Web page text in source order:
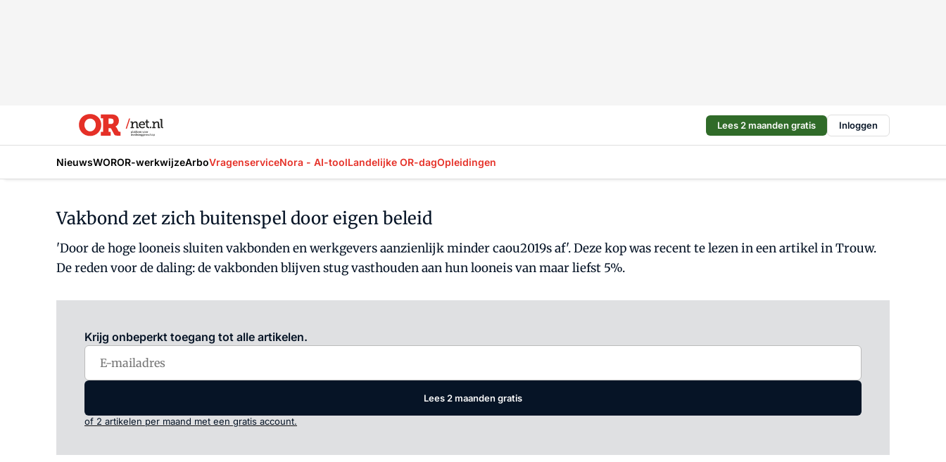
Lees 2 maanden gratis Inloggen
NieuwsWOROR-werkwijzeArboVragenserviceNora - AI-toolLandelijke OR-dagOpleidingen
Vakbond zet zich buitenspel door eigen beleid
'Door de hoge looneis sluiten vakbonden en werkgevers aanzienlijk minder caou2019s af'. Deze kop was recent te lezen in een artikel in Trouw.
De reden voor de daling: de vakbonden blijven stug vasthouden aan hun looneis van maar liefst 5%.
Krijg onbeperkt toegang tot alle artikelen.
Lees 2 maanden gratis
of 2 artikelen per maand met een gratis account.